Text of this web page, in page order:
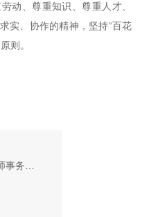
动、尊重知识、尊重人才、
实、协作的精神，坚持“百花
则。